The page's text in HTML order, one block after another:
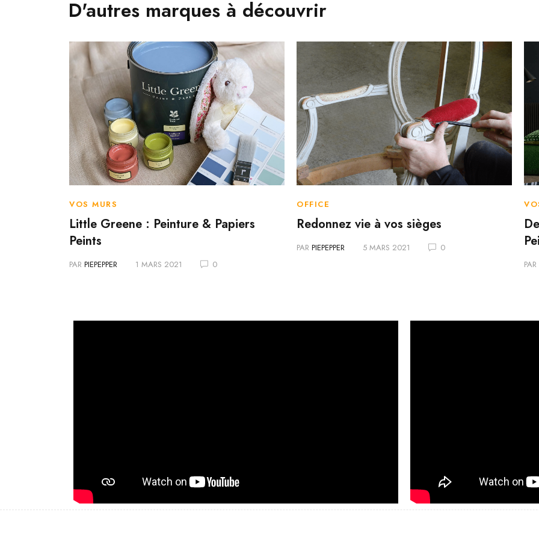
D'autres marques à découvrir
VOS MURS
Little Greene : Peinture & Papiers
Peints
PAR PIEPEPPER 1 MARS 2021 0
OFFICE
Redonnez vie à vos sièges
PAR PIEPEPPER 5 MARS 2021 0
PAR